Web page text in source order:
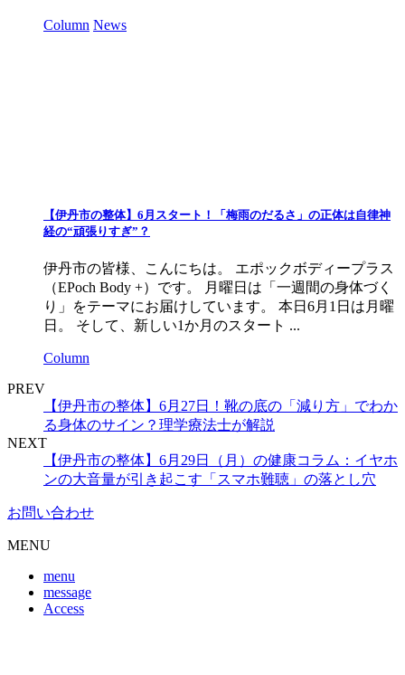
Column News
【伊丹市の整体】6月スタート！「梅雨のだるさ」の正体は自律神
経の“頑張りすぎ”？
伊丹市の皆様、こんにちは。 エポックボディープラス
（EPoch Body +）です。 月曜日は「一週間の身体づく
り」をテーマにお届けしています。 本日6月1日は月曜
日。 そして、新しい1か月のスタート ...
Column
PREV
【伊丹市の整体】6月27日！靴の底の「減り方」でわか
る身体のサイン？理学療法士が解説
NEXT
【伊丹市の整体】6月29日（月）の健康コラム：イヤホ
ンの大音量が引き起こす「スマホ難聴」の落とし穴
お問い合わせ
MENU
menu
message
Access